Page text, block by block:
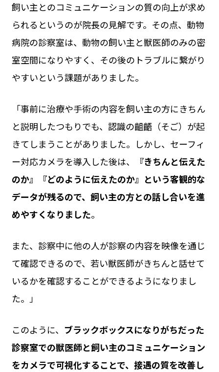
飼い主とのコミュニケーションの質の向上が求め
られるというのが院長の見解です。その点、動物
病院の診察室は、動物の飼い主と獣医師のみの密
室空間になりやすく、その後のトラブルに繋がり
やすいという課題がありました。
「事前に治療や手術の内容を飼い主の方にきちん
と説明したつもりでも、認識の齟齬（そご）が起
きてしまうことがありました。しかし、セーフィ
ー対応カメラを導入した後は、
『きちんと伝えた
のか』『どのように伝えたのか』という客観的な
データが残るので、飼い主の方との話し合いを進
めやすくなりました。
また、診察中に他の人が診察の内容を映像を通じ
て確認できるので、若い獣医師がきちんと話せて
いるかを確認することができるようになりまし
た。」
このように、 ブラックボックスになりがちだった
診察室での獣医師と飼い主のコミュニケーション
をカメラで可視化することで、接遇の質を改善し